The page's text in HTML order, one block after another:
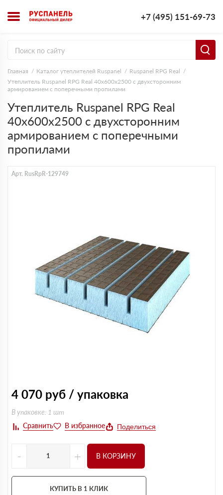
+7 (495) 151-69-73
Главная Каталог утеплителей Ruspanel
Ruspanel RPG Real
Утеплитель Ruspanel RPG Real 40х600х2500 с двухсторонним
армированием с поперечными пропилами
Утеплитель Ruspanel RPG Real
40х600х2500 с двухсторонним
армированием с поперечными
пропилами
Арт. RusRpR-129749
4 070 руб / упаковка
В упаковке: 1 шт
Поделиться
- + В КОРЗИНУ
КУПИТЬ В 1 КЛИК